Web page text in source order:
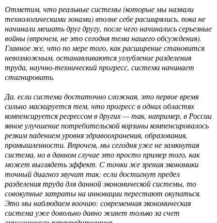
Отметим, что реальные системы (которые мы назвали
технологическими зонами) вполне себе расширялись, пока не
начинали мешать друг другу, после чего начинались серьезные
войны (впрочем, не это сегодня тема нашего обсуждения).
Главное же, что по мере того, как расширение становится
невозможным, останавливаются углубление разделения
труда, научно-технический прогресс, система начинает
стагнировать.
Да, если система достаточно сложная, это первое время
сильно маскируется тем, что прогресс в одних областях
компенсируется регрессом в других — так, например, в России
явное улучшение потребительской корзины компенсировалось
резким падением уровня здравоохранения, образования,
промышленности. Впрочем, мы сегодня уже не замкнутая
система, но в данном случае это просто пример того, как
может выглядеть эффект. С точки же зрения экономики
точный диагноз звучит так: если достигнут предел
разделения труда для данной экономической системы, то
совокупные затраты на инновации перестают окупаться.
Это мы наблюдаем воочию: современная экономическая
система уже довольно давно живет только за счет